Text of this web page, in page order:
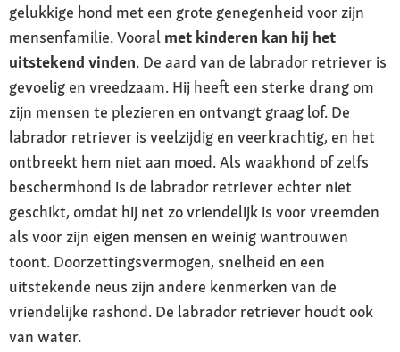
gelukkige hond met een grote genegenheid voor zijn
mensenfamilie. Vooral met kinderen kan hij het
uitstekend vinden. De aard van de labrador retriever is
gevoelig en vreedzaam. Hij heeft een sterke drang om
zijn mensen te plezieren en ontvangt graag lof. De
labrador retriever is veelzijdig en veerkrachtig, en het
ontbreekt hem niet aan moed. Als waakhond of zelfs
beschermhond is de labrador retriever echter niet
geschikt, omdat hij net zo vriendelijk is voor vreemden
als voor zijn eigen mensen en weinig wantrouwen
toont. Doorzettingsvermogen, snelheid en een
uitstekende neus zijn andere kenmerken van de
vriendelijke rashond. De labrador retriever houdt ook
van water.